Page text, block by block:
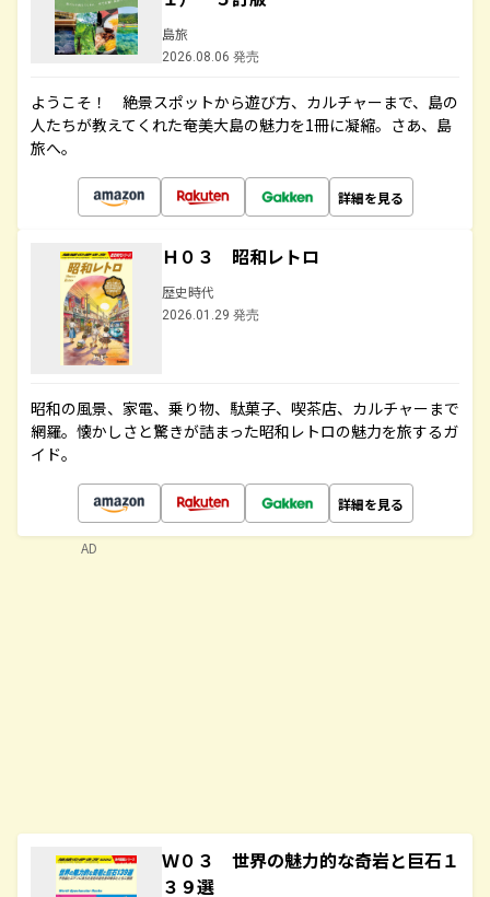
島旅
2026.08.06 発売
ようこそ！ 絶景スポットから遊び方、カルチャーまで、島の
人たちが教えてくれた奄美大島の魅力を1冊に凝縮。さあ、島
旅へ。
詳細を見る
Ｈ０３ 昭和レトロ
歴史時代
2026.01.29 発売
昭和の風景、家電、乗り物、駄菓子、喫茶店、カルチャーまで
網羅。懐かしさと驚きが詰まった昭和レトロの魅力を旅するガ
イド。
詳細を見る
Ｗ０３ 世界の魅力的な奇岩と巨石１
３９選
AD